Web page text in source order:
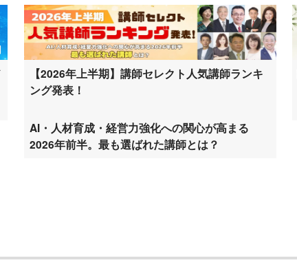
【2026年上半期】講師セレクト人気講師ランキ
ング発表！
AI・人材育成・経営力強化への関心が高まる
2026年前半。最も選ばれた講師とは？